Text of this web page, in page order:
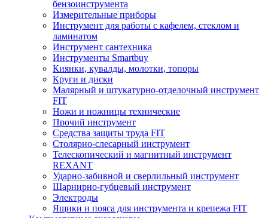
бензоинструмента
Измерительные приборы
Инструмент для работы с кафелем, стеклом и
ламинатом
Инструмент сантехника
Инструменты Smartbuy
Киянки, кувалды, молотки, топоры
Круги и диски
Малярный и штукатурно-отделочный инструмент
FIT
Ножи и ножницы технические
Прочий инструмент
Средства защиты труда FIT
Столярно-слесарный инструмент
Телескопический и магнитный инструмент
REXANT
Ударно-забивной и сверлильный инструмент
Шарнирно-губцевый инструмент
Электроды
Ящики и пояса для инструмента и крепежа FIT